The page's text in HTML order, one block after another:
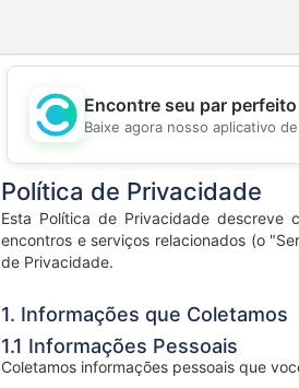
💖
Encontre seu par perfeito
Baixe agora nosso aplicativo
Política de Privacidade
Esta Política de Privacidade descreve
encontros e serviços relacionados (o
de Privacidade.
1. Informações que Coletamos
1.1 Informações Pessoais
Coletamos informações pessoais que